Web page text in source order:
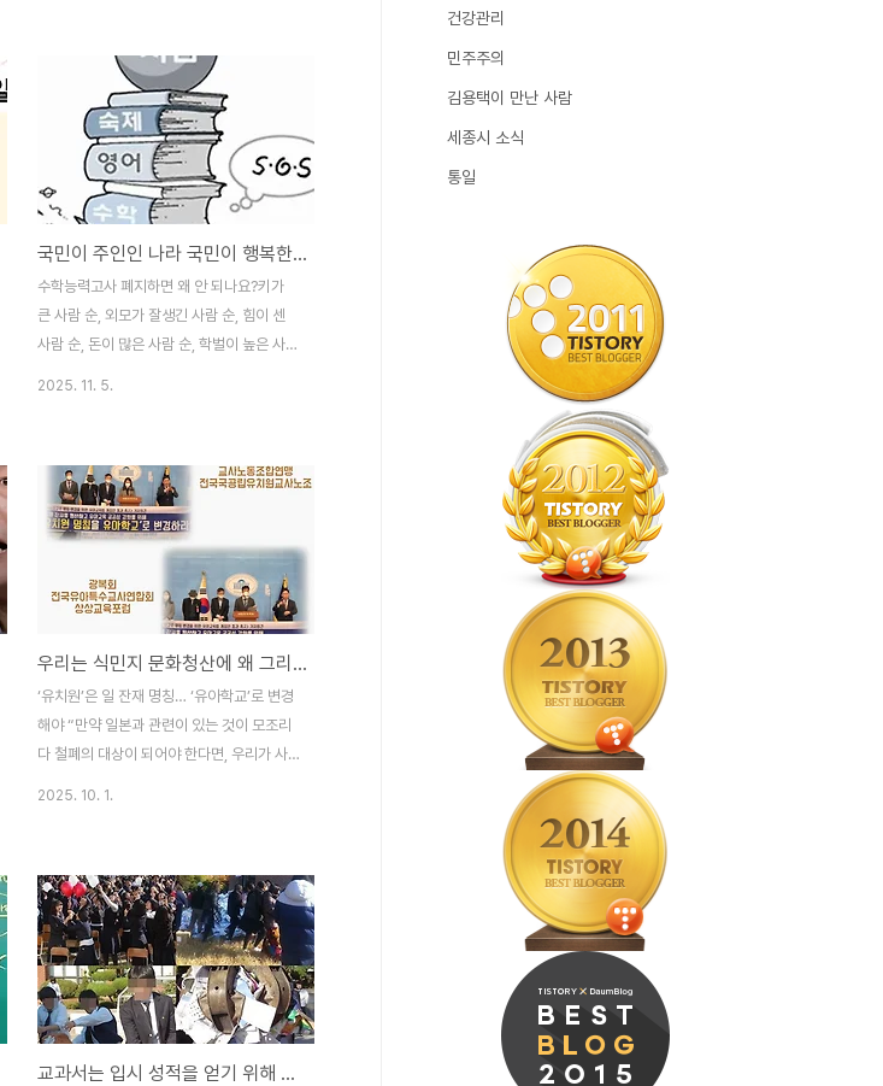
등급, 대학이라는 단어가 그림자처럼 드리워
져 있다. 한 번의 시험이 남긴 흔적은 주말의
휴식보다 오래가고, 한국 교육의 구조적 문제
는 시험이 끝났다고 함께 끝나지 않는다. 그
래서 다시 묻게 된다.우리는 왜 여전히 이 시
험의 굴레를 벗어나지 못하고 있는가?2026
수능은 전국 85개 시험지구 1310개 시험장
에서 일제히 실시됐다. 8시 40분부터 시작
된 1교시 국어영역의 경우, 10시까지 시험이
진행됐다..
국민이 주인인 나라 국민이 행복한 나라는 수능부터 폐지하라
수학능력고사 폐지하면 왜 안 되나요?키가
큰 사람 순, 외모가 잘생긴 사람 순, 힘이 센
사람 순, 돈이 많은 사람 순, 학벌이 높은 사람
고 똑 같은 사람이 아니었다. 임금이 가장 귀
한 사람이고 그 다음이 사(士), 농(農), 공
(工), 상(商) 양반과 중인, 평민, 노예 순이었
다. 양반의 피를 받고 태어나면 양반이 되고,
노예의 자식은 노예가 되었다.우리가 살고 있
는 시대를 평등사회라고 한다. 정말 계급이
없는 평등한 사회일까?. 모든 국민이 평등하
게 살고 있는가? 대한민국 헌법 제 11조 ①항
에는 “모든 국민은 법 ..
2025. 11. 5.
우리는 식민지 문화청산에 왜 그리 인색할까
‘유치원’은 일 잔재 명칭… ‘유아학교’로 변경
해야 “만약 일본과 관련이 있는 것이 모조리
다 철폐의 대상이 되어야 한다면, 우리가 사
「'유치원'이란 이름이 일제 잔재라고?」라는
기사의 글이다. 지난해 조희연서울시교육감
이 "유치원이라는 명칭은 일제잔재 용어이므
로 3·1운동 100주년을 맞아 유아학교로 바
꾸는 것이 상징성이 있다"면서 명칭 변경에
대한 뜻을 밝히자 반박기사로 쓴 글이다. 그
는 또 「“일본 제국에 의해서 직접 세워진 '경
2025. 10. 1.
교과서는 입시 성적을 얻기 위해 필요한 도구...?
건강관리
민주주의
김용택이 만난 사람
세종시 소식
통일